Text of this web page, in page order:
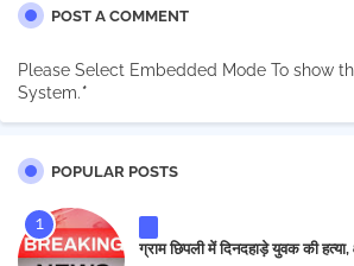
POST A COMMENT
Please Select Embedded Mode To show
System.*
POPULAR POSTS
ग्राम छिपली में दिनदहाड़े युवक की